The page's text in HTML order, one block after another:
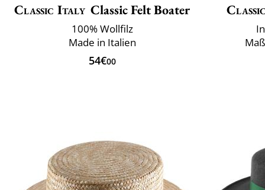
Classic Italy Classic Felt Boater
100% Wollfilz
Made in Italien
54€00